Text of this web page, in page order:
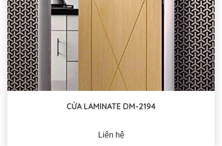
CỬA LAMINATE DM-2194
Liên hệ